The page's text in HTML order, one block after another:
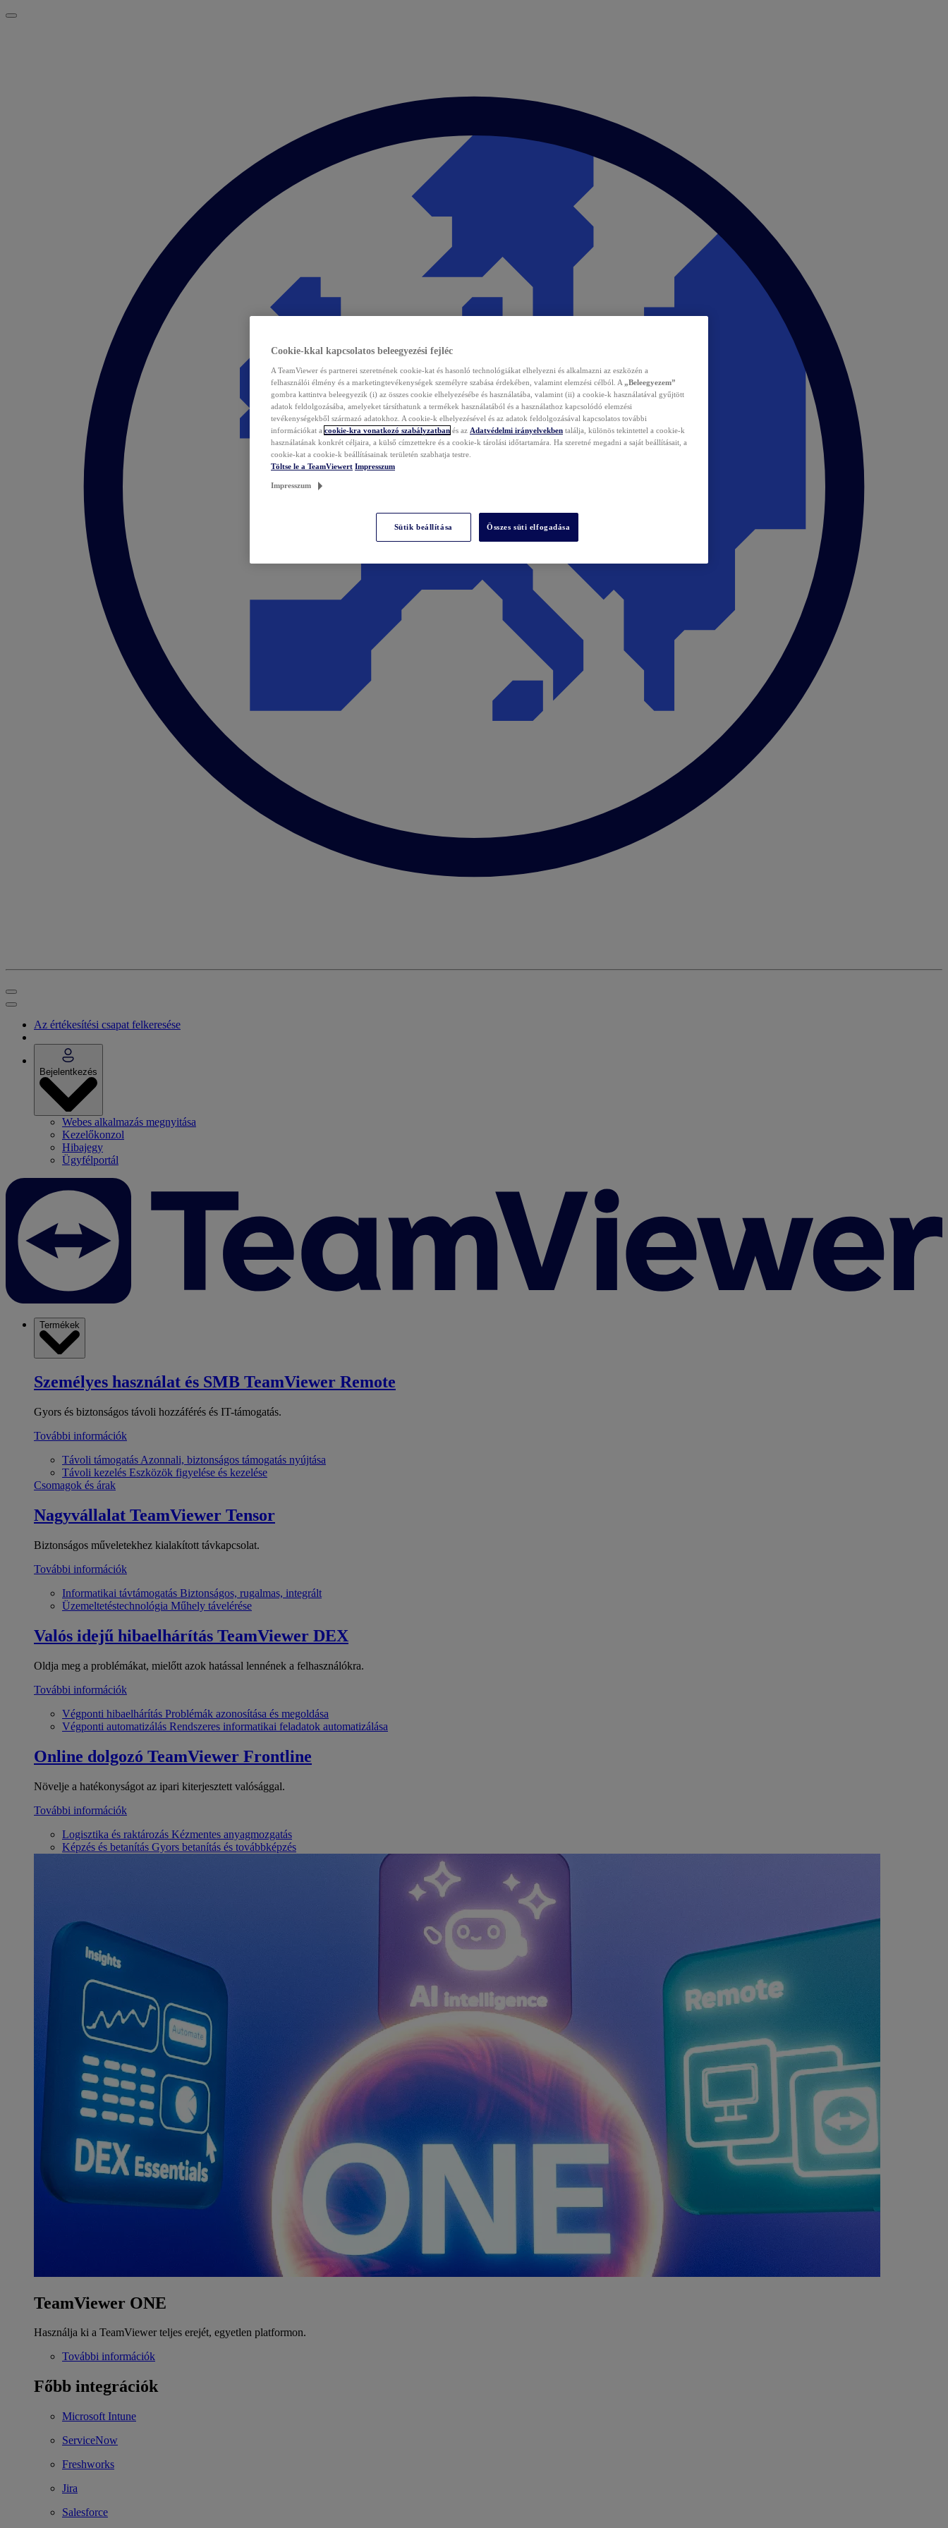
Az értékesítési csapat felkeresése
Bejelentkezés
Webes alkalmazás megnyitása
Kezelőkonzol
Hibajegy
Ügyfélportál
Termékek
Személyes használat és SMB TeamViewer Remote
Gyors és biztonságos távoli hozzáférés és IT-támogatás.
További információk
Távoli támogatás Azonnali, biztonságos támogatás nyújtása
Távoli kezelés Eszközök figyelése és kezelése
Csomagok és árak
Nagyvállalat TeamViewer Tensor
Biztonságos műveletekhez kialakított távkapcsolat.
További információk
Informatikai távtámogatás Biztonságos, rugalmas, integrált
Üzemeltetéstechnológia Műhely távelérése
Valós idejű hibaelhárítás TeamViewer DEX
Oldja meg a problémákat, mielőtt azok hatással lennének a felhasználókra.
További információk
Végponti hibaelhárítás Problémák azonosítása és megoldása
Végponti automatizálás Rendszeres informatikai feladatok automatizálása
Online dolgozó TeamViewer Frontline
Növelje a hatékonyságot az ipari kiterjesztett valósággal.
További információk
Logisztika és raktározás Kézmentes anyagmozgatás
Képzés és betanítás Gyors betanítás és továbbképzés
TeamViewer ONE
Használja ki a TeamViewer teljes erejét, egyetlen platformon.
További információk
Főbb integrációk
Microsoft Intune
ServiceNow
Freshworks
Jira
Salesforce
Cookie-kkal kapcsolatos beleegyezési fejléc
A TeamViewer és partnerei szeretnének cookie-kat és hasonló technológiákat elhelyezni és alkalmazni az eszközén a
felhasználói élmény és a marketingtevékenységek személyre szabása érdekében, valamint elemzési célból. A „Beleegyezem”
gombra kattintva beleegyezik (i) az összes cookie elhelyezésébe és használatába, valamint (ii) a cookie-k használatával gyűjtött
adatok feldolgozásába, amelyeket társíthatunk a termékek használatából és a használathoz kapcsolódó elemzési
tevékenységekből származó adatokhoz. A cookie-k elhelyezésével és az adatok feldolgozásával kapcsolatos további
információkat a cookie-kra vonatkozó szabályzatban és az Adatvédelmi irányelvekben találja, különös tekintettel a cookie-k
használatának konkrét céljaira, a külső címzettekre és a cookie-k tárolási időtartamára. Ha szeretné megadni a saját beállításait, a
cookie-kat a cookie-k beállításainak területén szabhatja testre.
Töltse le a TeamViewert Impresszum
Impresszum
Sütik beállítása Összes süti elfogadása